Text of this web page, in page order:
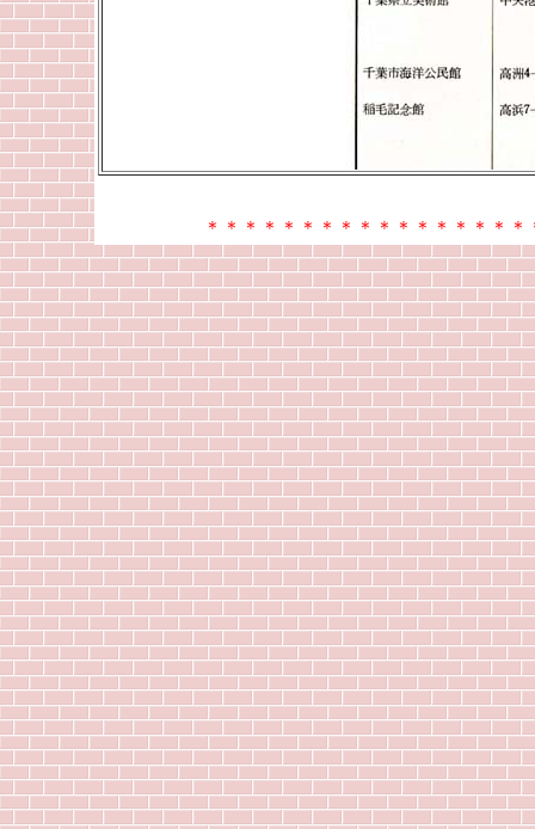
＊＊＊＊＊＊＊＊＊＊＊＊＊＊＊＊